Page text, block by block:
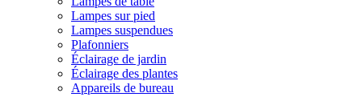
Lampes sur pied
Lampes suspendues
Plafonniers
Éclairage de jardin
Éclairage des plantes
Appareils de bureau